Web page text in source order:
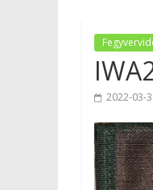
2022-03-